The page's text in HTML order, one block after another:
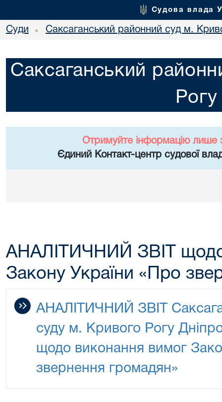
Судова влада
Суди • Саксаганський районний суд м.
Саксаганський
Рогу
Отримуйте інформацію лише
Єдиний Контакт-центр судової
АНАЛІТИЧНИЙ ЗВІТ
Закону України «Про
АНАЛІТИЧНИЙ ЗВІТ
суду м. Кривого Рогу
щодо виконання вимог
звернення громадян»